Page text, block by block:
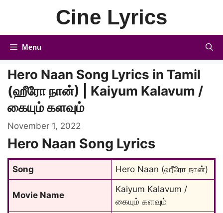
Cine Lyrics
Menu
Hero Naan Song Lyrics in Tamil
(ஹீரோ நான்) | Kaiyum Kalavum /
கையும் களவும்
November 1, 2022
Hero Naan Song Lyrics
Song Hero Naan (ஹீரோ நான்)
Movie Name
Kaiyum Kalavum /
கையும் களவும்